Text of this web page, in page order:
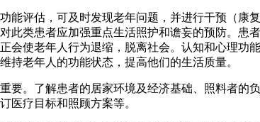
能评估，可及时发现老年问题，并进行干预（
此类患者应加强重点生活照护和谵妄的预防。
会使老年人行为退缩，脱离社会。认知和心理
持老年人的功能状态，提高他们的生活质量。
要。了解患者的居家环境及经济基础、照料者
医疗目标和照顾方案等。